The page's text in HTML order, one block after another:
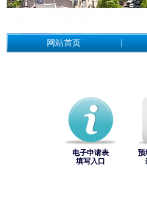
网站首页
电子申请表
填写入口
预